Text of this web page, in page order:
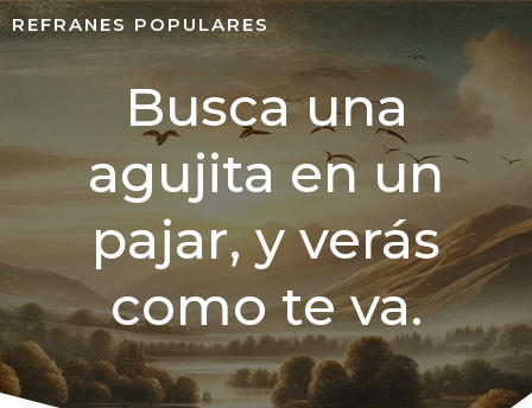
REFRANES POPULARES
Busca una
agujita en un
pajar, y verás
como te va.